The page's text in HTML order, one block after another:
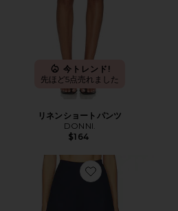
今トレンド!
先ほど5点売れました
リネンショートパンツ
DONNI.
$164